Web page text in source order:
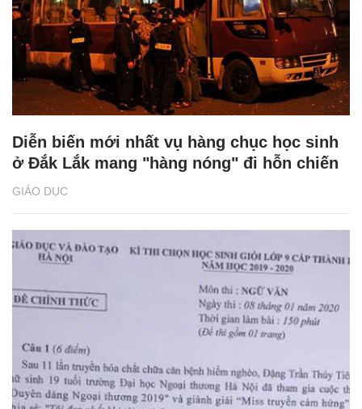
GIÁO DỤC
Diễn biến mới nhất vụ hàng chục học sinh
ở Đắk Lắk mang "hàng nóng" đi hỗn chiến